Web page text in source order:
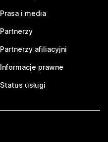
Prasa i media
Partnerzy
Partnerzy afiliacyjni
Informacje prawne
Status usługi